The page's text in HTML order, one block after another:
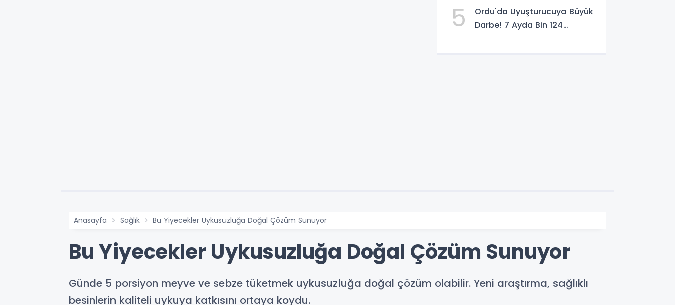
5
Ordu'da Uyuşturucuya Büyük
Darbe! 7 Ayda Bin 124
Anasayfa Sağlık Bu Yiyecekler Uykusuzluğa Doğal Çözüm Sunuyor
Bu Yiyecekler Uykusuzluğa Doğal Çözüm Sunuyor
Günde 5 porsiyon meyve ve sebze tüketmek uykusuzluğa doğal çözüm olabilir. Yeni araştırma, sağlıklı
besinlerin kaliteli uykuya katkısını ortaya koydu.